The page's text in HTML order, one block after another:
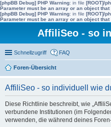
[phpBB Debug] PHP Warning: in file [ROOT]/
Parameter must be an array or an object
[phpBB Debug] PHP Warning: in file [ROOT]/
Parameter must be an array or an object
AffiliSeo - so
Schnellzugriff FAQ
Foren-Übersicht
AffiliSeo - so individuell wie
Diese Richtlinie beschreibt, wie
verbundene Institutionen (im
verwenden, die während deines